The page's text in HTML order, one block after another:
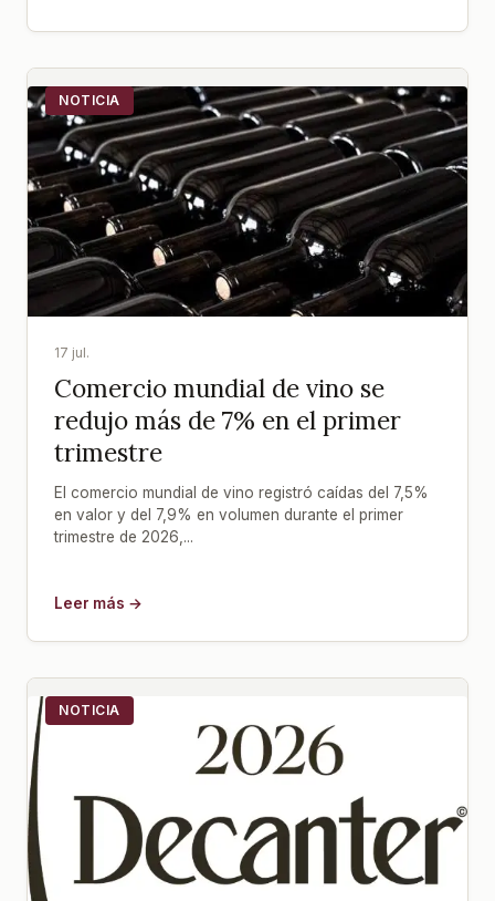
NOTICIA
17 jul.
Comercio mundial de vino se
redujo más de 7% en el primer
trimestre
El comercio mundial de vino registró caídas del 7,5%
en valor y del 7,9% en volumen durante el primer
trimestre de 2026,...
Leer más →
NOTICIA